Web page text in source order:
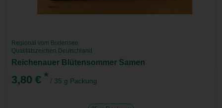
Regional vom Bodensee
Qualitätszeichen Deutschland
Reichenauer Blütensommer Samen
3,80 € * / 35 g Packung